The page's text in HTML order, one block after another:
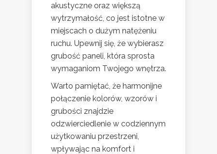
akustyczne oraz większą
wytrzymałość, co jest istotne w
miejscach o dużym natężeniu
ruchu. Upewnij się, że wybierasz
grubość paneli, która sprosta
wymaganiom Twojego wnętrza.
Warto pamiętać, że harmonijne
połączenie kolorów, wzorów i
grubości znajdzie
odzwierciedlenie w codziennym
użytkowaniu przestrzeni,
wpływając na komfort i